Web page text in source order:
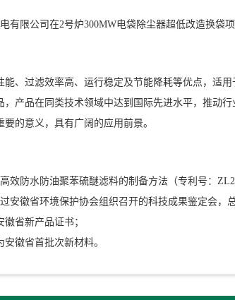
有限公司在2号炉300MW电袋除尘器超低改造换袋
、过滤效率高、运行稳定及节能降耗等优点，适
，产品在同类技术领域中达到国际先进水平，推动
的意义，具有广阔的应用前景。
效防水防油聚苯硫醚滤料的制备方法（专利号：
安徽省环境保护协会组织召开的科技成果鉴定会，
省新产品证书；
徽省首批次新材料。